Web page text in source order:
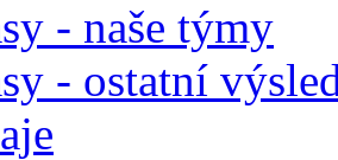
- naše týmy
- ostatní